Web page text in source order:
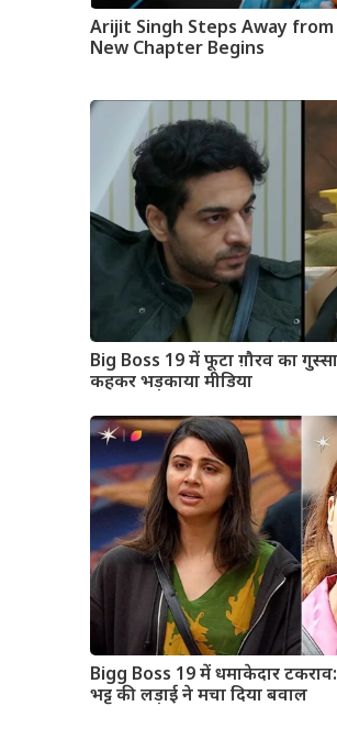
Arijit Singh Steps Away from
New Chapter Begins
Big Boss 19 में फूटा ग़ौरव का
कहकर भड़काया मीडिया
Bigg Boss 19 में धमाकेदार
भट्ट की लड़ाई ने मचा दिया बवाल